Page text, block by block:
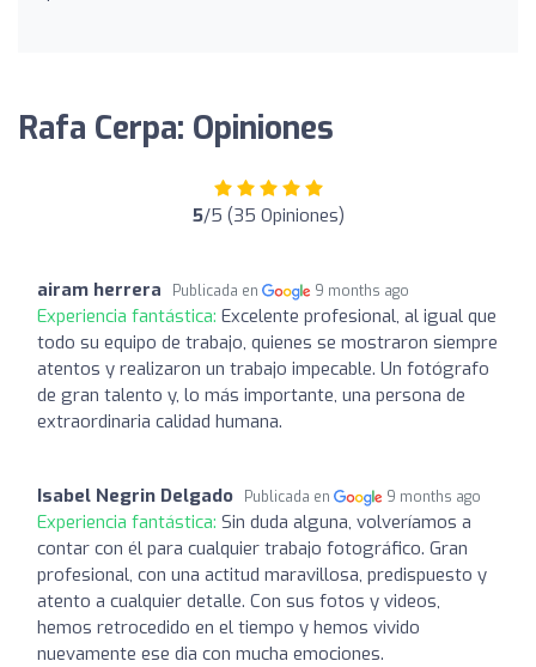
Rafa Cerpa: Opiniones
5/5 (35 Opiniones)
airam herrera Publicada en 9 months ago
Experiencia fantástica: Excelente profesional, al igual que
todo su equipo de trabajo, quienes se mostraron siempre
atentos y realizaron un trabajo impecable. Un fotógrafo
de gran talento y, lo más importante, una persona de
extraordinaria calidad humana.
Isabel Negrin Delgado Publicada en 9 months ago
Experiencia fantástica: Sin duda alguna, volveríamos a
contar con él para cualquier trabajo fotográfico. Gran
profesional, con una actitud maravillosa, predispuesto y
atento a cualquier detalle. Con sus fotos y videos,
hemos retrocedido en el tiempo y hemos vivido
nuevamente ese dia con mucha emociones.